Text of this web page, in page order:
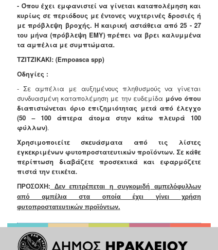
- Όπου έχει εμφανιστεί να γίνεται καταπολέμηση και
κυρίως σε περιόδους με έντονες νυχτερινές δροσιές ή
με πρόβλεψη βροχής. Η καιρική αστάθεια από 25 - 27
του μήνα (πρόβλεψη ΕΜΥ) πρέπει να βρει καλυμμένα
τα αμπέλια με συμπτώματα.
TZITZIKAKI: (Empoasca spp)
Οδηγίες :
- Σε αμπέλια με αυξημένους πληθυσμούς να γίνεται
συνδυασμένη καταπολέμηση με την ευδεμίδα μόνο όπου
διαπιστώνεται όριο επιζημιότητας μετά από έλεγχο
(50 – 100 άπτερα άτομα στην κάτω πλευρά 100
φύλλων).
Χρησιμοποιείτε σκευάσματα από τις λίστες
εγκεκριμένων φυτοπροστατευτικών προϊόντων. Σε κάθε
περίπτωση διαβάζετε προσεκτικά και εφαρμόζετε
πιστά την ετικέτα.
ΠΡΟΣΟΧΗ: Δεν επιτρέπεται η συγκομιδή αμπελόφυλλων
από αμπέλια στα οποία έχει γίνει χρήση
φυτοπροστατευτικών προϊόντων.